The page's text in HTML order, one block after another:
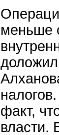
меньше
факт,
власти.